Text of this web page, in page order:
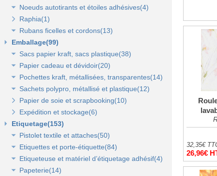
Bolducs 7 et 10 mm(7)
Rubans 19 et 25 mm(7)
Rubans 50 et 100 mm(5)
Noeuds autotirants et étoiles adhésives(4)
Noeuds autocollants et étoiles adhésives(3)
Raphia(1)
Rubans ficelles et cordons(13)
Ficelles et cordons(4)
Rubans tissu, jute et sisal(6)
Rubans tulle(3)
Emballage(99)
Sacs papier kraft, sacs plastique(38)
Sacs kraft poignées plates(7)
Sacs kraft poignées torsadées(5)
Sacs fêtes et fantaisie(5)
Sacs pour bouteille(10)
Sacs pelliculés(6)
Sacs plastique(4)
Sacs en petite quantité(4)
Papier cadeau et dévidoir(20)
Papier cadeaux fantaisie(3)
Papier cadeaux kraft(2)
Papiers fleuriste en polypropylène(3)
Papier cadeaux Noël - Papier métallisé(11)
Dévidoirs(1)
Pochettes kraft, métallisées, transparentes(14)
Pochettes kraft brun et couleurs(8)
Pochettes cadeaux métallisées(3)
Pochettes transparentes rabat adhésif(3)
Sachets polypro, métallisé et plastique(12)
Sachets confiserie polypro et métal(7)
Sachets plastique minigrip(5)
Papier de soie et scrapbooking(10)
Expédition et stockage(6)
Etiquetage(153)
Pistolet textile et attaches(50)
Pistolets textile, aiguilles et accessoires(12)
Attaches pour pistolets textile(17)
Pistolet Fasbanok et Pistolet V'Tool(14)
Etiquettes et porte-étiquette(84)
Etiquettes textile perforées(0)
Etiquettes à fil(6)
Etiqueteuse et matériel d’étiquetage adhésif(4)
Etiquettes adhésives pour étiqueteuse(2)
Papeterie(14)
32,35€
26,96€